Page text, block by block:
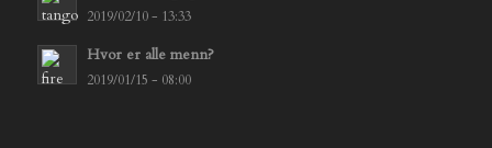
2019/02/10 - 13:33
Hvor er alle menn?
2019/01/15 - 08:00